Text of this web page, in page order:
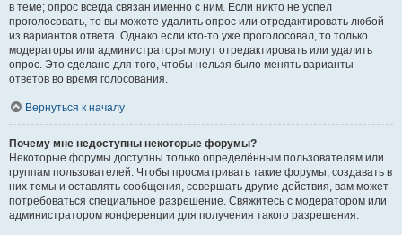
в теме; опрос всегда связан именно с ним. Если никто не успел
проголосовать, то вы можете удалить опрос или отредактировать любой
из вариантов ответа. Однако если кто-то уже проголосовал, то только
модераторы или администраторы могут отредактировать или удалить
опрос. Это сделано для того, чтобы нельзя было менять варианты
ответов во время голосования.
Вернуться к началу
Почему мне недоступны некоторые форумы?
Некоторые форумы доступны только определённым пользователям или
группам пользователей. Чтобы просматривать такие форумы, создавать в
них темы и оставлять сообщения, совершать другие действия, вам может
потребоваться специальное разрешение. Свяжитесь с модератором или
администратором конференции для получения такого разрешения.